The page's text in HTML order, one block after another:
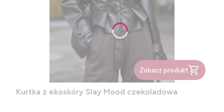
Zobacz produkt
Kurtka z ekoskóry Slay Mood czekoladowa